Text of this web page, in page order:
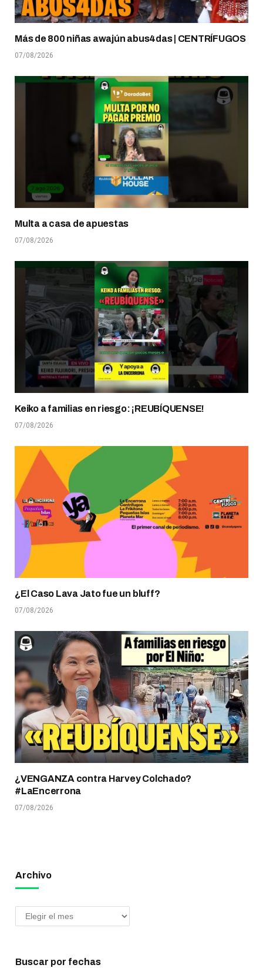
Más de 800 niñas awajún abus4das | CENTRÍFUGOS
07/08/2026
Multa a casa de apuestas
07/08/2026
Keiko a familias en riesgo: ¡REUBÍQUENSE!
07/08/2026
¿El Caso Lava Jato fue un bluff?
07/08/2026
¿VENGANZA contra Harvey Colchado?
#LaEncerrona
07/08/2026
Archivo
Buscar por fechas